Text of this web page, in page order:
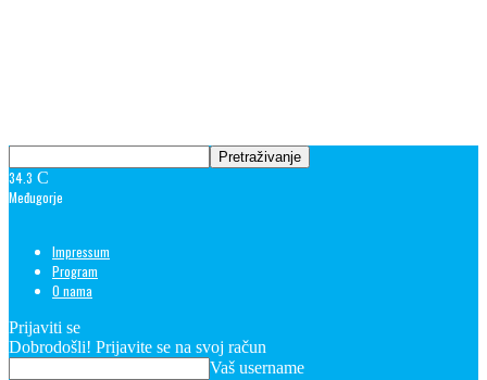
34.3 C
Međugorje
Impressum
Program
O nama
Prijaviti se
Dobrodošli! Prijavite se na svoj račun
Vaš username